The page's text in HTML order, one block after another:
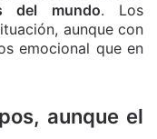
del mundo. Los
aunque con
emocional que en
aunque el